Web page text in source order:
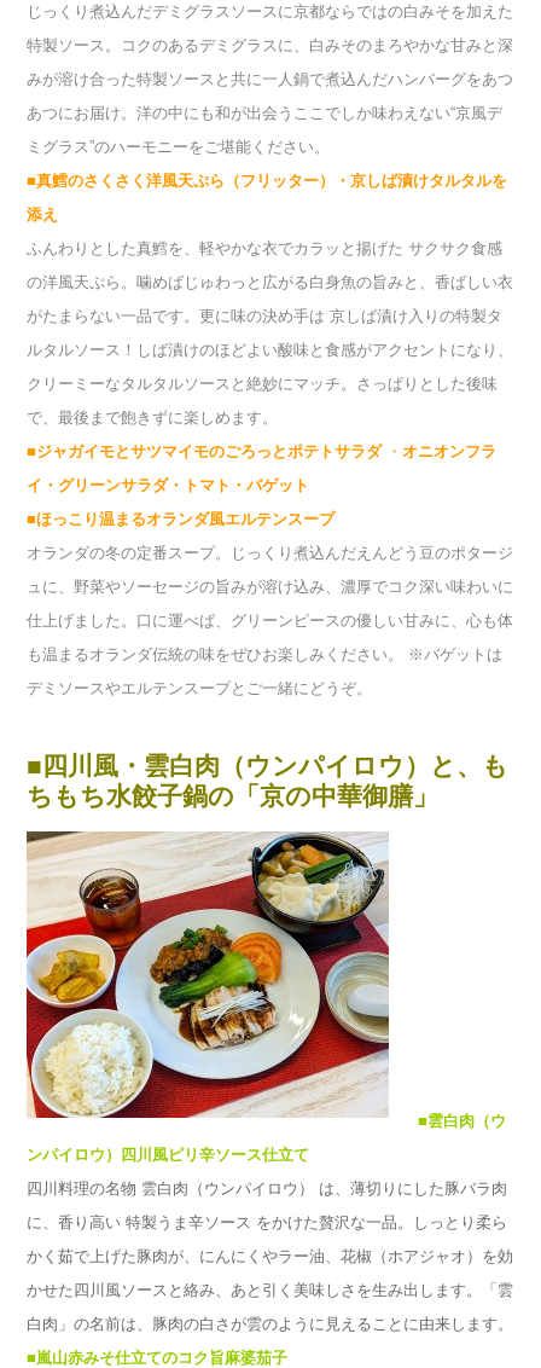
じっくり煮込んだデミグラスソースに京都ならではの白みそを加えた
特製ソース。コクのあるデミグラスに、白みそのまろやかな甘みと深
みが溶け合った特製ソースと共に一人鍋で煮込んだハンバーグをあつ
あつにお届け。洋の中にも和が出会うここでしか味わえない“京風デ
ミグラス”のハーモニーをご堪能ください。
■真鱈のさくさく洋風天ぷら（フリッター）・ 京しば漬けタルタルを
添え
ふんわりとした真鱈を、軽やかな衣でカラッと揚げた サクサク食感
の洋風天ぷら。噛めばじゅわっと広がる白身魚の旨みと、香ばしい衣
がたまらない一品です。更に味の決め手は 京しば漬け入りの特製タ
ルタルソース！しば漬けのほどよい酸味と食感がアクセントになり、
クリーミーなタルタルソースと絶妙にマッチ。さっぱりとした後味
で、最後まで飽きずに楽しめます。
■ジャガイモとサツマイモのごろっとポテトサラダ・ オニオンフラ
イ・グリーンサラダ・トマト・バゲット
■ほっこり温まるオランダ風エルテンスープ
オランダの冬の定番スープ。じっくり煮込んだえんどう豆のポタージ
ュに、野菜やソーセージの旨みが溶け込み、濃厚でコク深い味わいに
仕上げました。口に運べば、グリーンピースの優しい甘みに、心も体
も温まるオランダ伝統の味をぜひお楽しみください。
※バゲットは
デミソースやエルテンスープとご一緒にどうぞ。
■四川風・雲白肉（ウンパイロウ）と、も
ちもち水餃子鍋の「京の中華御膳」
■雲白肉（ウ
ンパイロウ）四川風ピリ辛ソース仕立て
四川料理の名物 雲白肉（ウンパイロウ） は、薄切りにした豚バラ肉
に、香り高い 特製うま辛ソース をかけた贅沢な一品。しっとり柔ら
かく茹で上げた豚肉が、にんにくやラー油、花椒（ホアジャオ）を効
かせた四川風ソースと絡み、あと引く美味しさを生み出します。「雲
白肉」の名前は、豚肉の白さが雲のように見えることに由来します。
■嵐山赤みそ仕立てのコク旨麻婆茄子